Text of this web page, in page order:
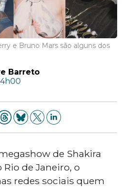
e Bruno Mars são alguns dos
Barreto
de Shakira
de Janeiro, o
redes sociais quem